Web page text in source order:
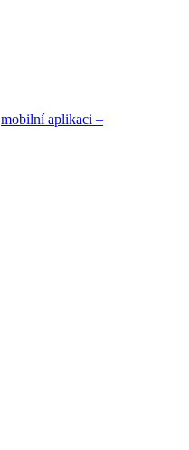
mobilní aplikaci –